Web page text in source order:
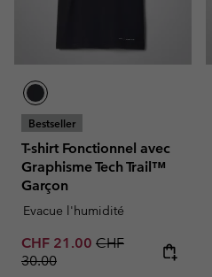
Bestseller
T-shirt Fonctionnel avec
Graphisme Tech Trail™
Garçon
Evacue l'humidité
Sale price:
CHF 21.00 Regular price:
CHF
30.00